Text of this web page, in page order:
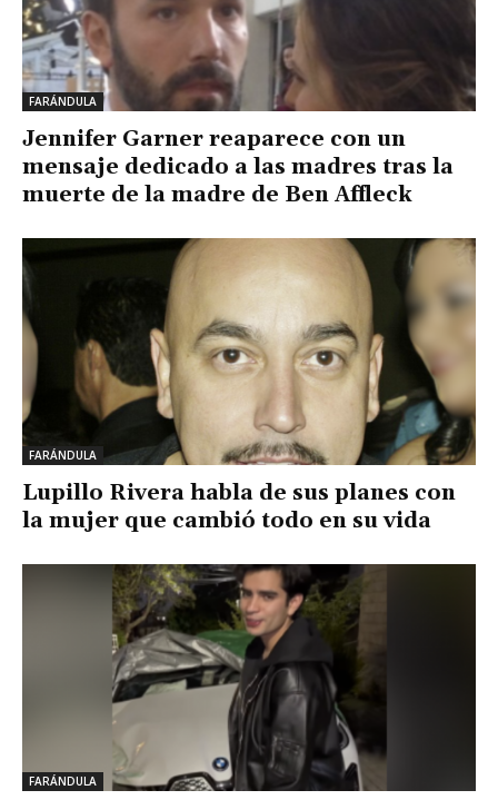
FARÁNDULA
Jennifer Garner reaparece con un
mensaje dedicado a las madres tras la
muerte de la madre de Ben Affleck
FARÁNDULA
Lupillo Rivera habla de sus planes con
la mujer que cambió todo en su vida
FARÁNDULA